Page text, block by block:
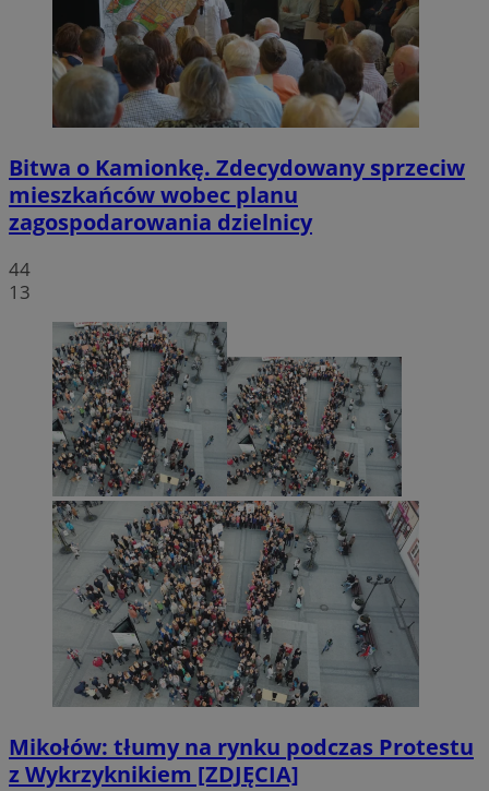
Bitwa o Kamionkę. Zdecydowany sprzeciw
mieszkańców wobec planu
zagospodarowania dzielnicy
44
13
Mikołów: tłumy na rynku podczas Protestu
z Wykrzyknikiem [ZDJĘCIA]